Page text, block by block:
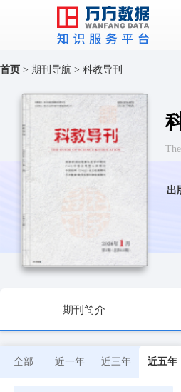
首页 > 期刊导航 > 科教导刊
出
期刊简介
全部 近一年 近三年 近五年